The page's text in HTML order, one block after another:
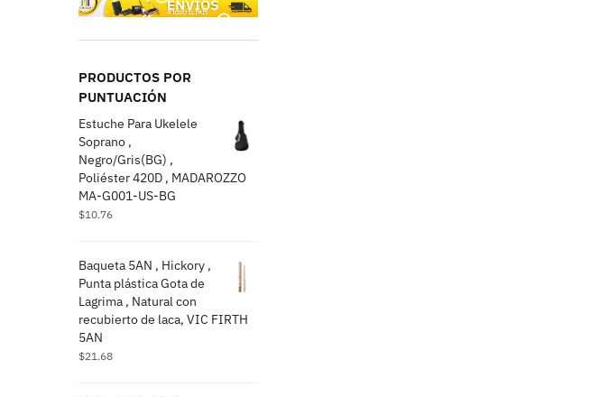
PRODUCTOS POR
PUNTUACIÓN
Estuche Para Ukelele
Soprano ,
Negro/Gris(BG) ,
Poliéster 420D , MADAROZZO
MA-G001-US-BG
$10.76
Baqueta 5AN , Hickory ,
Punta plástica Gota de
Lagrima , Natural con
recubierto de laca, VIC FIRTH
5AN
$21.68